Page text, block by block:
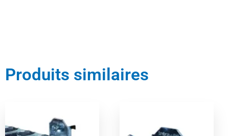
Produits similaires
prix
actuel
actuel